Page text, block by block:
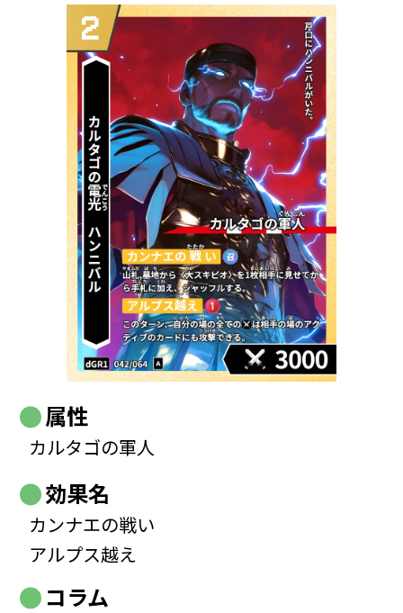
属性
カルタゴの軍人
効果名
カンナエの戦い
アルプス越え
コラム